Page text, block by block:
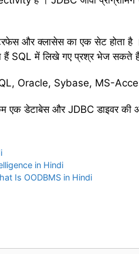
और क्लासेस का एक सेट होता
SQL में लिखे गए प्रश्र भेज सकते
Oracle, Sybase, MS-
डेटाबेस और JDBC डाइवर की
in Hindi
Is OODBMS in Hindi